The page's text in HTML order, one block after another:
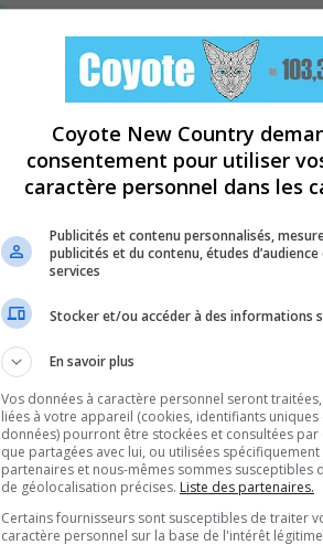
Coyote New Country
consentement pour utiliser
caractère personnel dans les
Publicités et contenu personnalisés,
publicités et du contenu, études
services
Stocker et/ou accéder à des informations
En savoir plus
Vos données à caractère personnel seront
liées à votre appareil (cookies, identifiants uniques
données) pourront être stockées et consultées par
que partagées avec lui, ou utilisées
partenaires et nous-mêmes sommes susceptibles
de géolocalisation précises. Liste des partenaires.
Certains fournisseurs sont susceptibles de traiter
caractère personnel sur la base de l'intérêt